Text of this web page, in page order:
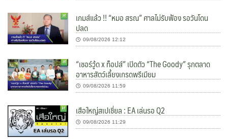
เกมส์แล้ว !! “หมอ สรณ” ศาลไม่รับฟ้อง รอวันโดน
ปลด
09/08/2026 12:12
“เชอร์วู้ด x ท็อปส์” เปิดตัว “The Goody” รุกตลาด
อาหารสัตว์เลี้ยงเกรดพรีเมียม
09/08/2026 11:59
เสือใหญ่สเปเชี่ยล : EA เล่นรอ Q2
09/08/2026 11:29